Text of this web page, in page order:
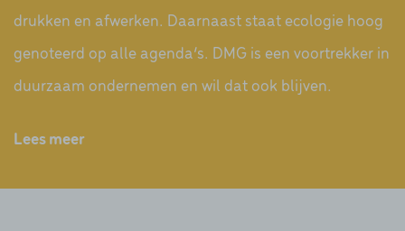
drukken en afwerken. Daarnaast staat ecologie hoog
genoteerd op alle agenda’s. DMG is een voortrekker in
duurzaam ondernemen en wil dat ook blijven.
Lees meer